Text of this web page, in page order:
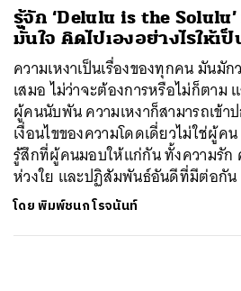
รู้จัก ‘Delulu is the
มั่นใจ คิดไปเองอย่างไรให้เ
ความเหงาเป็นเรื่องของทุกคน มันมัก
เสมอ ไม่ว่าจะต้องการหรือไม่ก็ตาม
ผู้คนนับพัน ความเหงาก็สามารถเข้า
เงื่อนไขของความโดดเดี่ยวไม่ใช่ผู้
รู้สึกที่ผู้คนมอบให้แก่กัน ทั้งความรัก
ห่วงใย และปฏิสัมพันธ์อันดีที่มีต่อกัน
โดยพิมพ์ชนก โรจนันท์